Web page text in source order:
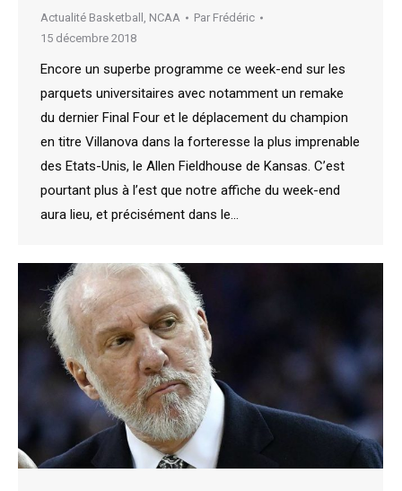
Actualité Basketball , NCAA Par Frédéric
15 décembre 2018
Encore un superbe programme ce week-end sur les
parquets universitaires avec notamment un remake
du dernier Final Four et le déplacement du champion
en titre Villanova dans la forteresse la plus imprenable
des Etats-Unis, le Allen Fieldhouse de Kansas. C’est
pourtant plus à l’est que notre affiche du week-end
aura lieu, et précisément dans le…